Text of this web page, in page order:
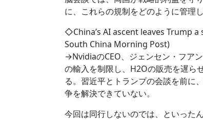
に、これらの規制をどのように管理
◇China’s AI ascent leaves Trump
South China Morning Post)
→NvidiaのCEO、ジェンセン・フア
の輸入を制限し、H2Oの販売を遅ら
る。習近平とトランプの会談を前に
争を解決できていない。
今回は同行しないのでは、といった